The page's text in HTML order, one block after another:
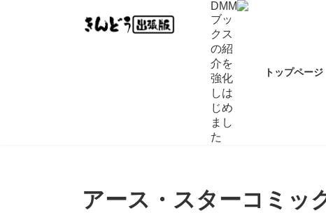
DMM
ブッ
クス
の紹
介を
強化
しは
じめ
まし
た
トップページ
アース・スターコミッ